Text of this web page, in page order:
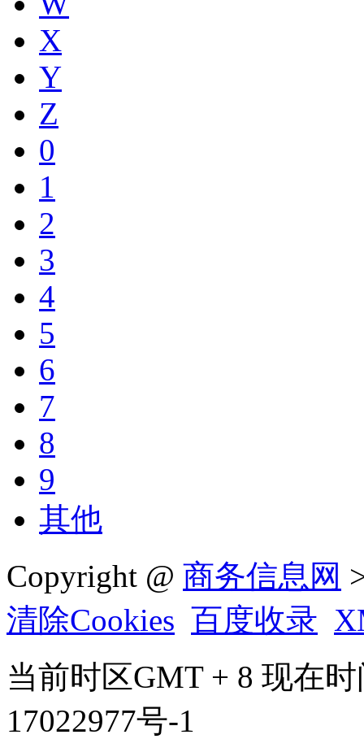
X
Y
Z
0
1
2
3
4
5
6
7
8
9
其他
Copyright @ 商务信息网
清除Cookies 百度收录
当前时区GMT + 8 现在
17022977号-1